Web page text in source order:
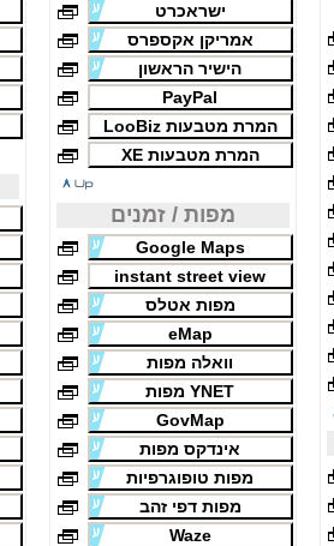
ישראכרט
אמריקן אקספרס
הישיר הראשון
PayPal
המרת מטבעות LooBiz
המרת מטבעות XE
מפות / זמנים
Google Maps
instant street view
מפות אטלס
eMap
וואלה מפות
YNET מפות
GovMap
אינדקס מפות
מפות טופוגרפיות
מפות דפי זהב
Waze